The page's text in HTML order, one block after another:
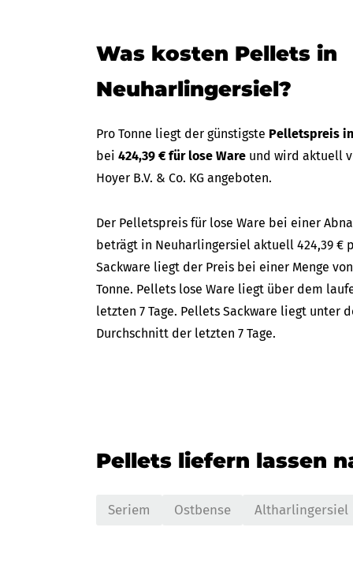
Was kosten Pellets in
Neuharlingersiel?
Pro Tonne liegt der günstigste Pelletspreis
bei 424,39 € für lose Ware und wird aktuell
Hoyer B.V. & Co. KG angeboten.
Der Pelletspreis für lose Ware bei einer
beträgt in Neuharlingersiel aktuell 424,39 €
Sackware liegt der Preis bei einer Menge
Tonne. Pellets lose Ware liegt über dem
letzten 7 Tage. Pellets Sackware liegt unter
Durchschnitt der letzten 7 Tage.
Pellets liefern lassen
Seriem Ostbense Altharlingersiel